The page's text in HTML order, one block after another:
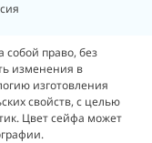
собой право, без
изменения в
изготовления
свойств, с целью
Цвет сейфа может